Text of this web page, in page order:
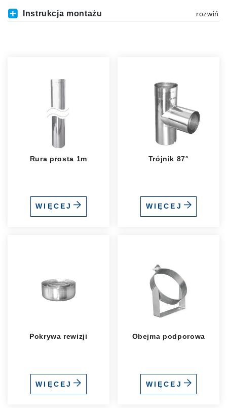
Instrukcja montażu
Rura prosta 1m
WIĘCEJ
Trójnik 87°
WIĘCEJ
Pokrywa rewizji
WIĘCEJ
Obejma podporowa
WIĘCEJ